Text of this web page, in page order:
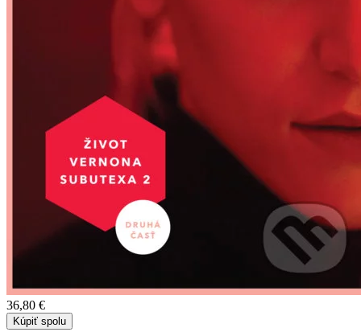
36,80 €
Kúpiť spolu